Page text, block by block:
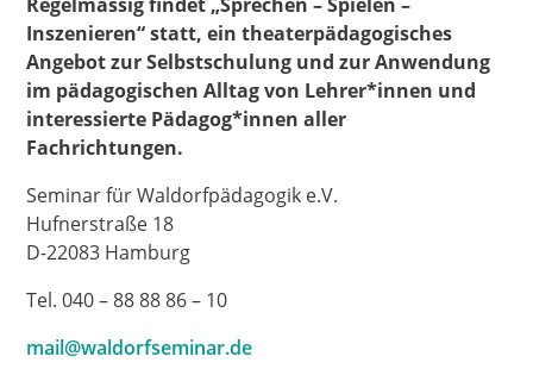
Inszenieren“ statt, ein theaterpädagogisches
Angebot zur Selbstschulung und zur Anwendung
im pädagogischen Alltag von Lehrer*innen und
interessierte Pädagog*innen aller
Fachrichtungen.
Seminar für Waldorfpädagogik e.V.
Hufnerstraße 18
D-22083 Hamburg
Tel. 040 – 88 88 86 – 10
mail@waldorfseminar.de